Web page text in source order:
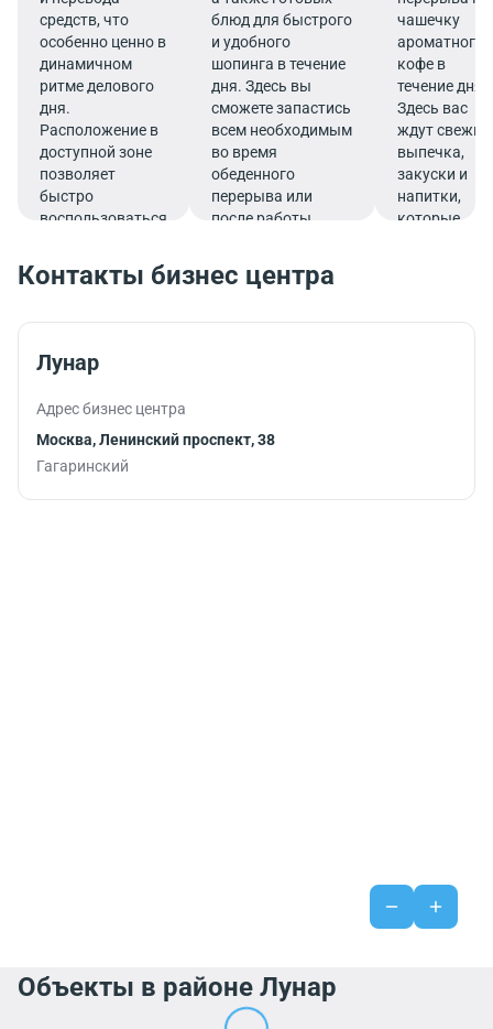
средств, что
особенно ценно в
динамичном
ритме делового
дня.
Расположение в
доступной зоне
позволяет
быстро
воспользоваться
блюд для быстрого
и удобного
шопинга в течение
дня. Здесь вы
сможете запастись
всем необходимым
во время
обеденного
перерыва или
после работы.
чашечку
ароматного
кофе в
течение дня.
Здесь вас
ждут свежие
выпечка,
закуски и
напитки,
которые
продуктивно
Контакты бизнес центра
Лунар
Адрес бизнес центра
Москва, Ленинский проспект, 38
Гагаринский
Объекты в районе Лунар